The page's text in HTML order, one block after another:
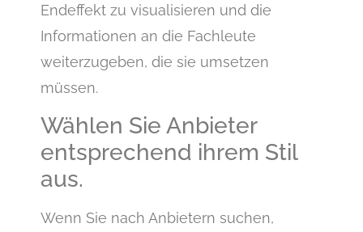
Endeffekt zu visualisieren und die
Informationen an die Fachleute
weiterzugeben, die sie umsetzen
müssen.
Wählen Sie Anbieter
entsprechend ihrem Stil
aus.
Wenn Sie nach Anbietern suchen,